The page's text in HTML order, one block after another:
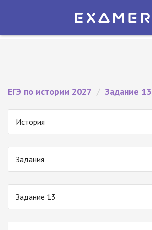
Экзамер — ЕГЭ 2027
ЕГЭ по истории 2027 / Задание 13
История
Задания
Задание 13